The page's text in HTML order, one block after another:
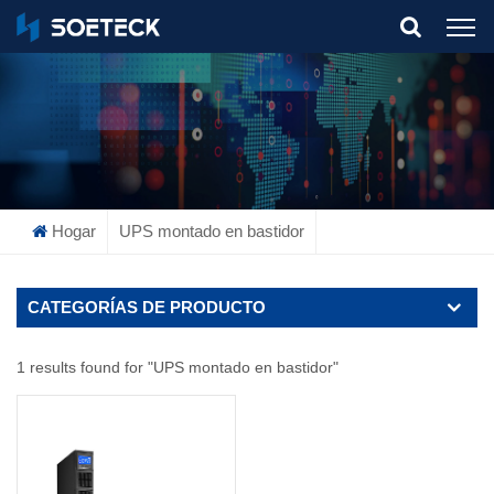
What Are You Looking For?
Hogar UPS montado en bastidor
CATEGORÍAS DE PRODUCTO
1 results found for "UPS montado en bastidor"